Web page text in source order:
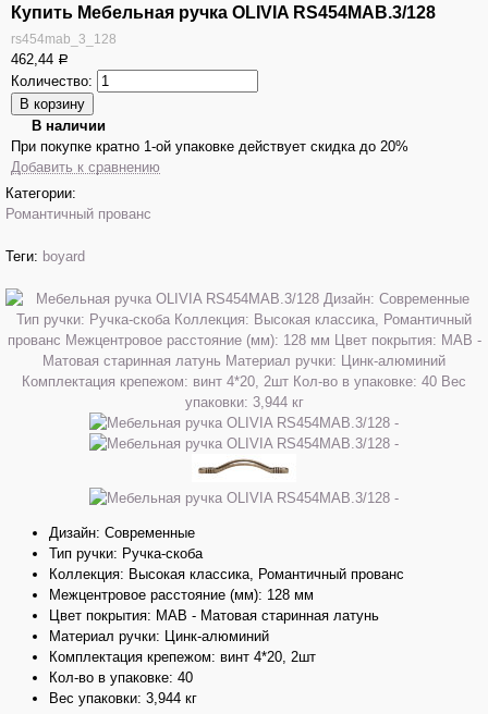
Купить Мебельная ручка OLIVIA RS454MAB.3/128
rs454mab_3_128
462,44 Р
Количество:
В наличии
При покупке кратно 1-ой упаковке действует скидка до 20%
Добавить к сравнению
Категории:
Романтичный прованс
Теги: boyard
Дизайн: Современные
Тип ручки: Ручка-скоба
Коллекция: Высокая классика, Романтичный прованс
Межцентровое расстояние (мм): 128 мм
Цвет покрытия: MAB - Матовая старинная латунь
Материал ручки: Цинк-алюминий
Комплектация крепежом: винт 4*20, 2шт
Кол-во в упаковке: 40
Вес упаковки: 3,944 кг